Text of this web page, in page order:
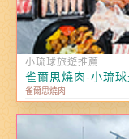
小琉球旅遊推薦
雀爾思燒肉-小琉
雀爾思燒肉